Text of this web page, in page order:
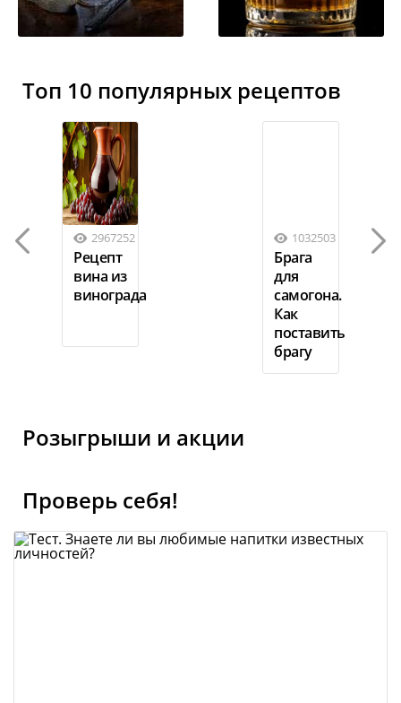
Топ 10 популярных рецептов
2967252
Рецепт
вина из
винограда
1032503
Брага
для
самогона.
Как
поставить
брагу
Розыгрыши и акции
Проверь себя!